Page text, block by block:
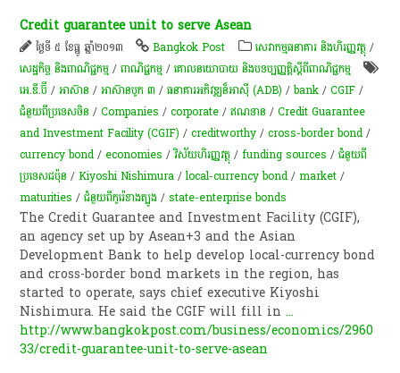
Credit guarantee unit to serve Asean
ថ្ងៃទី ៥ ខែធ្នូ ឆ្នាំ២០១៣ Bangkok Post សេវាកម្មធនាគារ និងហិរញ្ញវត្ថុ /
សេដ្ឋកិច្ច និងពាណិជ្ជកម្ម /ពាណិជ្ជកម្ម /គោលនយោបាយ និងបទប្បញ្ញត្តិស្តីពីពាណិជ្ជកម្ម
អេ.ឌី.ប៊ី /អាស៊ាន /អាស៊ានបូក ៣ /ធនាគារអភិវឌ្ឍន៏អាស៊ី (ADB) /bank /CGIF /
ជំនួយពីប្រទេសចិន /Companies /corporate /ឥណទាន /Credit Guarantee
and Investment Facility (CGIF) /creditworthy /cross-border bond /
currency bond / economies /វិស័យ​ហិរញ្ញវត្ថុ /funding sources /ជំនួយពី
ប្រទេសជប៉ុន /Kiyoshi Nishimura /local-currency bond /market /
maturities /ជំនួយពីកូរ៉េខាងត្បូង /state-enterprise bonds
The Credit Guarantee and Investment Facility (CGIF),
an agency set up by Asean+3 and the Asian
Development Bank to help develop local-currency bond
and cross-border bond markets in the region, has
started to operate, says chief executive Kiyoshi
Nishimura. He said the CGIF will fill in...
http://www.bangkokpost.com/business/economics/2960
33/credit-guarantee-unit-to-serve-asean